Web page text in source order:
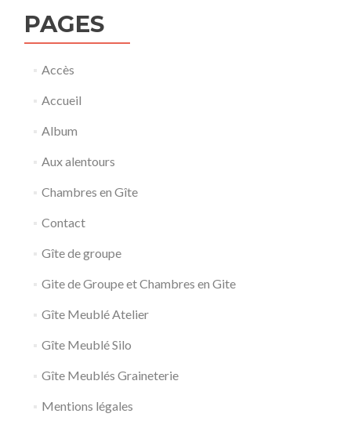
PAGES
Accès
Accueil
Album
Aux alentours
Chambres en Gîte
Contact
Gîte de groupe
Gite de Groupe et Chambres en Gite
Gîte Meublé Atelier
Gîte Meublé Silo
Gîte Meublés Graineterie
Mentions légales